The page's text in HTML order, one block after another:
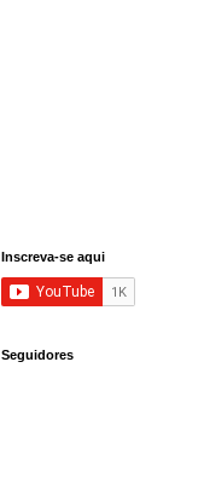
Inscreva-se aqui
Seguidores